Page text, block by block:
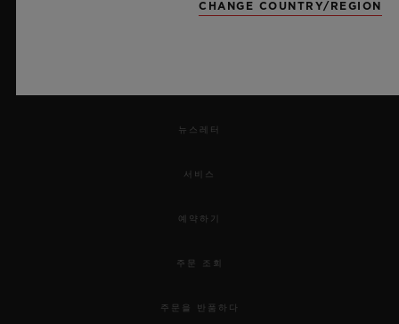
UEFA 챔피언스 리그 공식 타임키퍼
뉴스레터
서비스
예약하기
주문 조회
주문을 반품하다
CHANGE COUNTRY/REGION